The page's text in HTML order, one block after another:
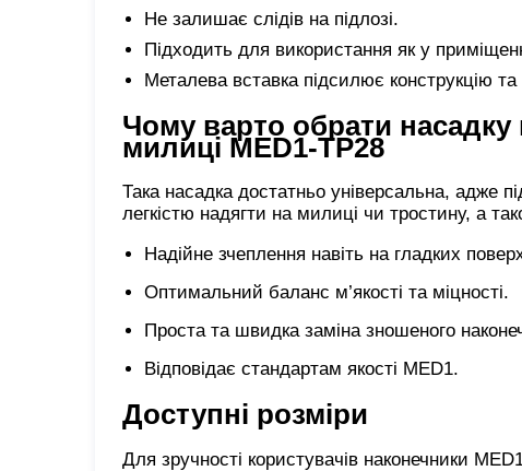
Не залишає слідів на підлозі.
Підходить для використання як у
Металева вставка підсилює конструкцію та
Чому варто обрати насадку
милиці MED1-TP28
Така насадка достатньо універсальна, адже
легкістю надягти на милиці чи тростину, а
Надійне зчеплення навіть на гладких
Оптимальний баланс м’якості та міцності.
Проста та швидка заміна зношеного
Відповідає стандартам якості MED1.
Доступні розміри
Для зручності користувачів наконечники